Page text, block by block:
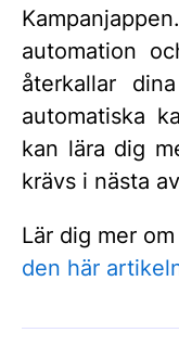
automation
återkallar
automatiska
kan lära dig
krävs i nästa
Lär dig mer
den här